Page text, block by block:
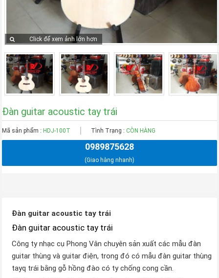
Click để xem ảnh lớn hơn
Đàn guitar acoustic tay trái
Mã sản phẩm : HDJ-100T Tình Trạng : CÒN HÀNG
0989875628
(Giao hàng nhanh)
Đàn guitar acoustic tay trái
Đàn guitar acoustic tay trái
Công ty nhạc cụ Phong Vân chuyên sản xuất các mẫu đàn
guitar thùng và guitar điện, trong đó có mẫu đàn guitar thùng
tayq trái bằng gỗ hồng đào có ty chống cong cần.